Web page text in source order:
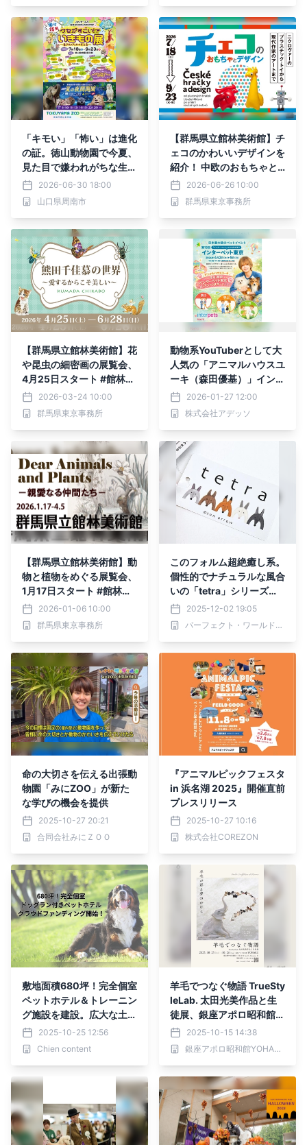
「キモい」「怖い」は進化
の証。徳山動物園で今夏、
見た目で嫌われがちな生き
物たちの秘密に迫る『個性
爆発 クセがすごい いきも
の展～生きぬくための形と
2026-06-30 18:00
山口県周南市
【群馬県立館林美術館】チ
ェコのかわいいデザインを
紹介！ 中欧のおもちゃと
アートにひたる（7月18日
より）
2026-06-26 10:00
群馬県東京事務所
【群馬県立館林美術館】花
や昆虫の細密画の展覧会、
4月25日スタート #館林美
術館で自然とアートを楽し
もう！
2026-03-24 10:00
群馬県東京事務所
動物系YouTuberとして大
人気の「アニマルハウスユ
ーキ（森田優基）」インタ
ーペット東京 4年連続と
なる公式アンバサダー就任
決定！！
2026-01-27 12:00
株式会社アデッソ
【群馬県立館林美術館】動
物と植物をめぐる展覧会、
1月17日スタート #館林美
術館で自然とアートを楽し
もう！
2026-01-06 10:00
群馬県東京事務所
このフォルム超絶癒し系。
個性的でナチュラルな風合
いの「tetra」シリーズの
ぬいぐるみはおいておくだ
けで幸せな気持ちに。
2025-12-02 19:05
パーフェクト・ワールド株式会社
命の大切さを伝える出張動
物園「みにZOO」が新た
な学びの機会を提供
2025-10-27 20:21
合同会社みにＺＯＯ
『アニマルピックフェスタ
in 浜名湖 2025』開催直前
プレスリリース
2025-10-27 10:16
株式会社COREZON
敷地面積680坪！完全個室
ペットホテル＆トレーニン
グ施設を建設。広大な土地
を囲う柵代と外構費を募集
するクラウドファンディン
グを開始。
2025-10-25 12:56
Chien content
羊毛でつなぐ物語 TrueSty
leLab. 太田光美作品と生
徒展、銀座アポロ昭和館Y
OHAKUにて開催
2025-10-15 14:38
銀座アポロ昭和館YOHAKU